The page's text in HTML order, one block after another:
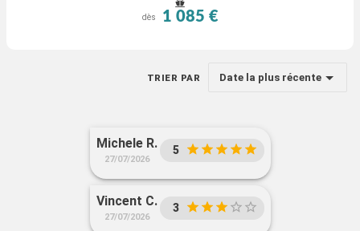
dès 1 085 €
TRIER PAR Date la plus récente
Michele R.
27/07/2026
5
Vincent C.
27/07/2026
3